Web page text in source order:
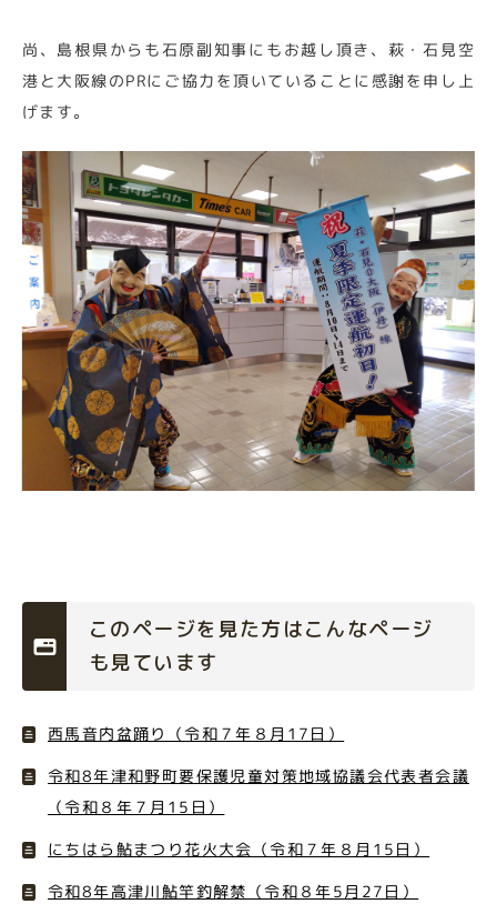
尚、島根県からも石原副知事にもお越し頂き、萩・石見空
港と大阪線のPRにご協力を頂いていることに感謝を申し上
げます。
このページを見た方はこんなページ
も見ています
西馬音内盆踊り（令和７年８月17日）
令和8年津和野町要保護児童対策地域協議会代表者会議
（令和８年７月15日）
にちはら鮎まつり花火大会（令和７年８月15日）
令和8年高津川鮎竿釣解禁（令和８年5月27日）